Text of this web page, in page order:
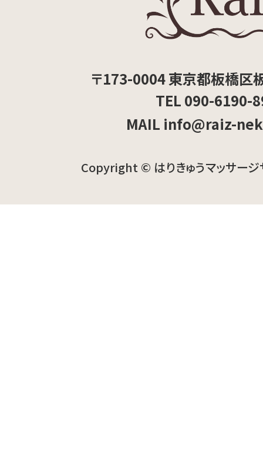
〒173-0004 東京都板橋区
TEL 090-6190-
MAIL info@raiz-
Copyright © はりきゅうマッサー